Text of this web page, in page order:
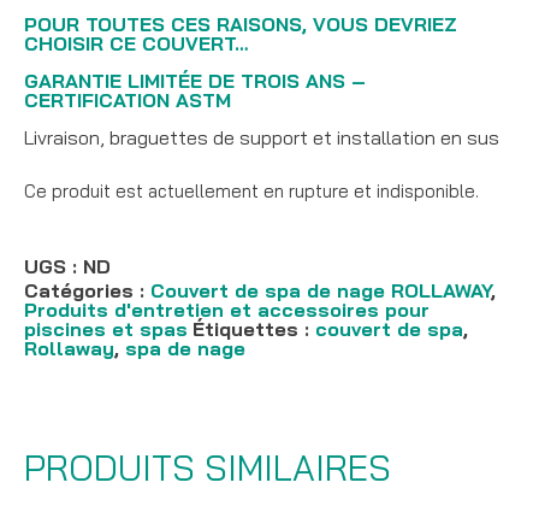
POUR TOUTES CES RAISONS, VOUS DEVRIEZ
CHOISIR CE COUVERT…
GARANTIE LIMITÉE DE TROIS ANS –
CERTIFICATION ASTM
Livraison, braguettes de support et installation en sus
Ce produit est actuellement en rupture et indisponible.
UGS : ND
Catégories : Couvert de spa de nage ROLLAWAY,
Produits d'entretien et accessoires pour
piscines et spas Étiquettes : couvert de spa,
Rollaway, spa de nage
PRODUITS SIMILAIRES